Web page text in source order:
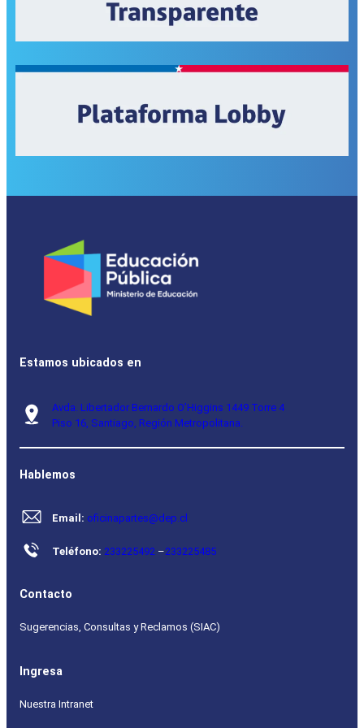
Estamos ubicados en
Avda. Libertador Bernardo O’Higgins 1449 Torre 4
Piso 16, Santiago, Región Metropolitana.
Hablemos
Email: oficinapartes@dep.cl
Teléfono: 233225492 –233225485
Contacto
Sugerencias, Consultas y Reclamos (SIAC)
Ingresa
Nuestra Intranet